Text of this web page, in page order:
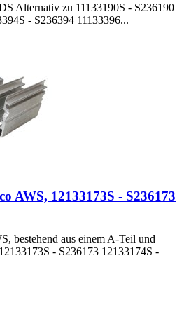
Alternativ zu 11133190S - S236190
- S236394 11133396...
AWS, 12133173S - S236173
bestehend aus einem A-Teil und
- S236173 12133174S -